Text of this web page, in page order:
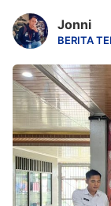
Jonni
BERITA